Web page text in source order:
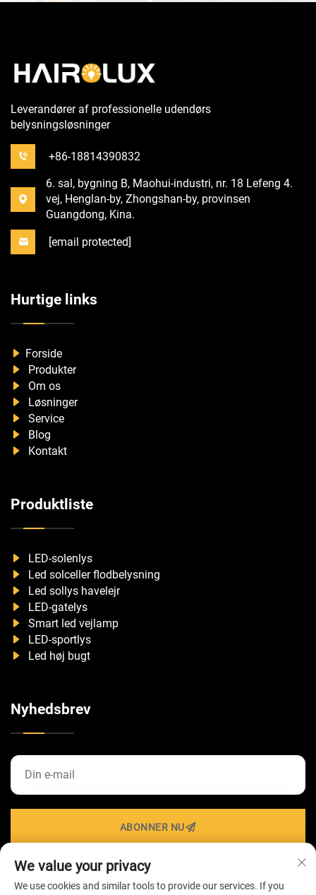
Leverandører af professionelle udendørs
belysningsløsninger
+86-18814390832
6. sal, bygning B, Maohui-industri, nr. 18 Lefeng 4.
vej, Henglan-by, Zhongshan-by, provinsen
Guangdong, Kina.
[email protected]
Hurtige links
Forside
Produkter
Om os
Løsninger
Service
Blog
Kontakt
Produktliste
LED-solenlys
Led solceller flodbelysning
Led sollys havelejr
LED-gatelys
Smart led vejlamp
LED-sportlys
Led høj bugt
Nyhedsbrev
ABONNER NU
We value your privacy
We use cookies and similar tools to provide our services. If you